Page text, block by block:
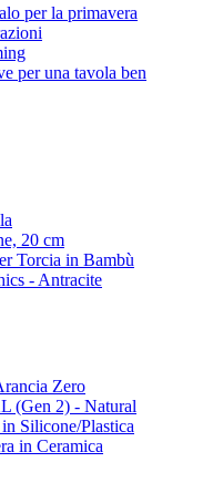
per la primavera
per una tavola ben
20 cm
Torcia in Bambù
- Antracite
Zero
(Gen 2) - Natural
Silicone/Plastica
in Ceramica